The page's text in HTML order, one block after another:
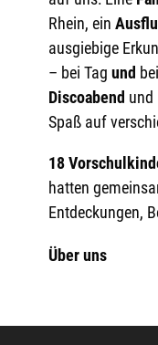
Rhein, ein
ausgiebige
– bei Tag und
Discoabend und
Spaß auf
18
hatten
Entdeckungen,
Über uns